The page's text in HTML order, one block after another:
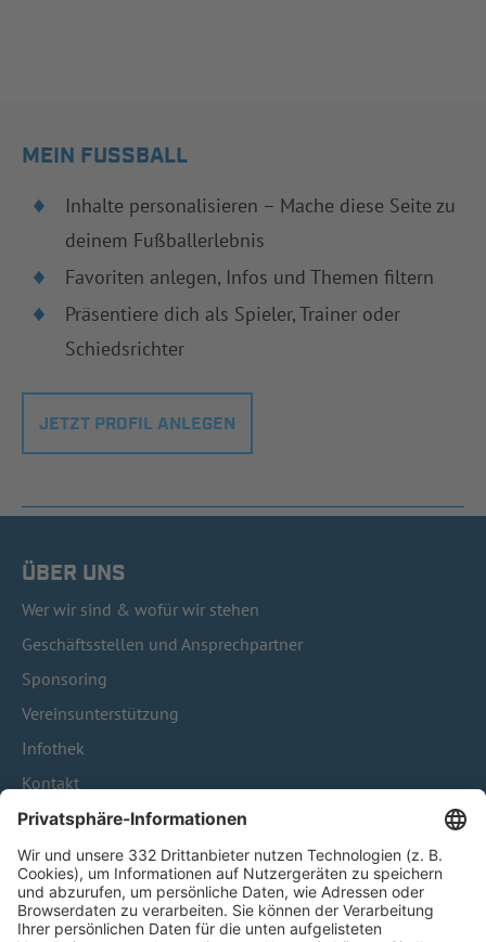
MEIN FUSSBALL
Inhalte personalisieren – Mache diese Seite zu
deinem Fußballerlebnis
Favoriten anlegen, Infos und Themen filtern
Präsentiere dich als Spieler, Trainer oder
Schiedsrichter
JETZT PROFIL ANLEGEN
ÜBER UNS
Wer wir sind & wofür wir stehen
Geschäftsstellen und Ansprechpartner
Sponsoring
Vereinsunterstützung
Infothek
Kontakt
HÄUFIG BESUCHTE SEITEN
Pässe und Vereinswechsel
Trainerausbildung